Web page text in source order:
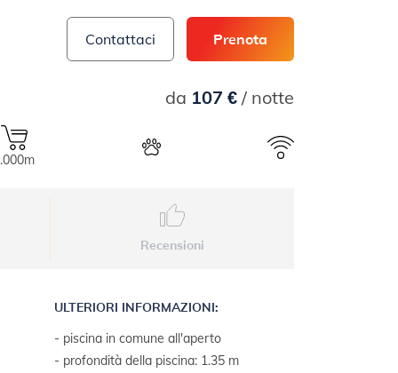
Contattaci Prenota
da 107 €/ notte
Recensioni
ULTERIORI INFORMAZIONI:
- piscina in comune all'aperto
- profondità della piscina: 1.35 m